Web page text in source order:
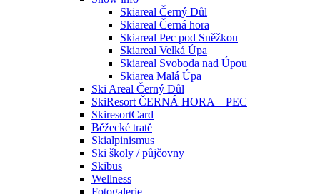
Skiareal Černý Důl
Skiareal Černá hora
Skiareal Pec pod Sněžkou
Skiareal Velká Úpa
Skiareal Svoboda nad Úpou
Skiarea Malá Úpa
Ski Areal Černý Důl
SkiResort ČERNÁ HORA – PEC
SkiresortCard
Běžecké tratě
Skialpinismus
Ski školy / půjčovny
Skibus
Wellness
Fotogalerie